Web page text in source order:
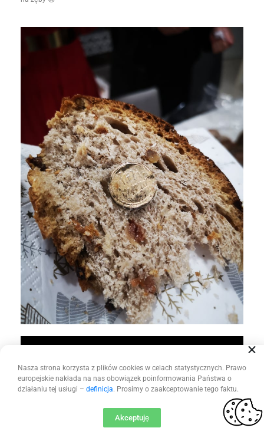
Nasza strona korzysta z plików cookies w celach statystycznych. Prawo
europejskie nakłada na nas obowiązek poinformowania Państwa o
działaniu tej usługi – definicja. Prosimy o zaakceptowanie tego faktu.
Akceptuję